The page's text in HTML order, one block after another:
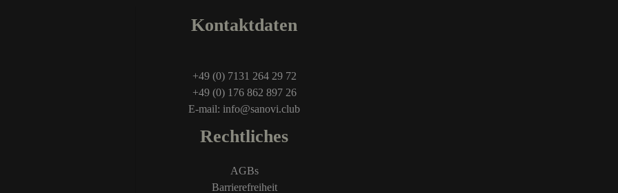
Kontaktdaten
+49 (0) 7131 264 29 72
+49 (0) 176 862 897 26
E-mail: info@sanovi.club
Rechtliches
AGBs
Barrierefreiheit